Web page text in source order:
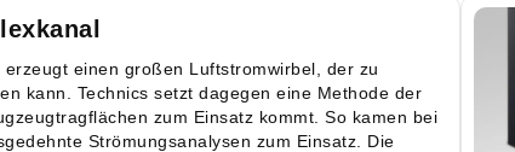
einen großen Luftstromwirbel, der zu
kann. Technics setzt dagegen eine Methode der
zum Einsatz kommt. So kamen bei
Strömungsanalysen zum Einsatz. Die